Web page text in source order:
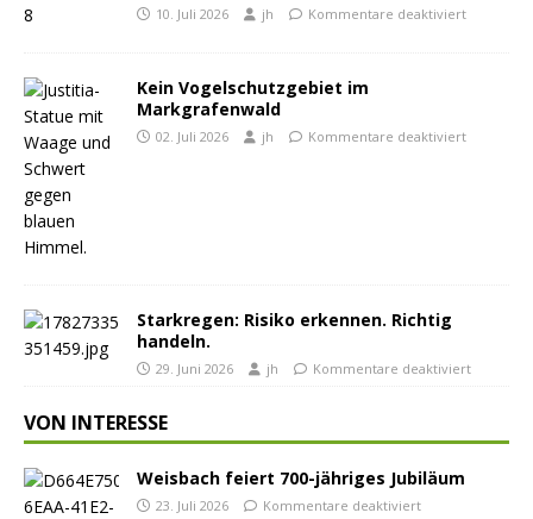
10. Juli 2026 jh Kommentare deaktiviert
Kein Vogelschutzgebiet im
Markgrafenwald
02. Juli 2026 jh Kommentare deaktiviert
Starkregen: Risiko erkennen. Richtig
handeln.
29. Juni 2026 jh Kommentare deaktiviert
VON INTERESSE
Weisbach feiert 700-jähriges Jubiläum
23. Juli 2026 Kommentare deaktiviert